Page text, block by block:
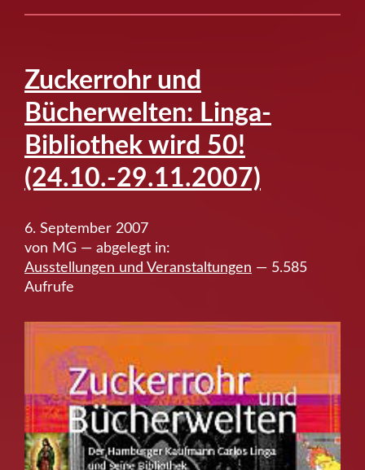
Zuckerrohr und
Bücherwelten: Linga-
Bibliothek wird 50!
(24.10.-29.11.2007)
6. September 2007
von MG — abgelegt in:
Ausstellungen und Veranstaltungen — 5.585
Aufrufe